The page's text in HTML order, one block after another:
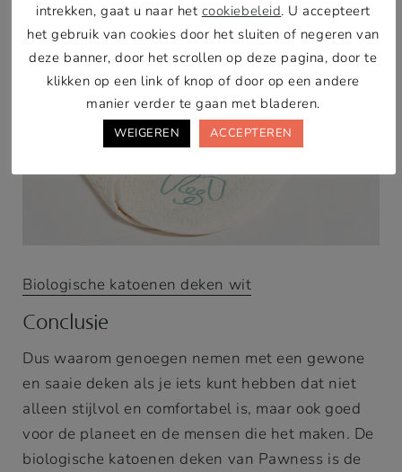
Biologische katoenen deken wit
Conclusie
Dus waarom genoegen nemen met een gewone
en saaie deken als je iets kunt hebben dat niet
alleen stijlvol en comfortabel is, maar ook goed
voor de planeet en de mensen die het maken. De
biologische katoenen deken van Pawness is de
intrekken, gaat u naar het cookiebeleid. U accepteert
het gebruik van cookies door het sluiten of negeren van
deze banner, door het scrollen op deze pagina, door te
klikken op een link of knop of door op een andere
manier verder te gaan met bladeren.
WEIGEREN ACCEPTEREN